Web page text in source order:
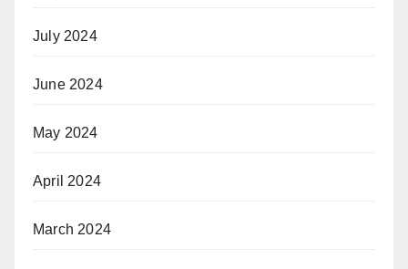
July 2024
June 2024
May 2024
April 2024
March 2024